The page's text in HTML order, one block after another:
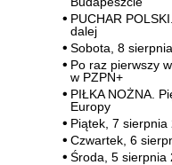
PUCHAR
dalej
Sobota, 8
Po raz pierwszy
w PZPN+
PIŁKA NOŻNA.
Europy
Piątek, 7 sierpnia
Czwartek, 6
Środa, 5 sierpnia